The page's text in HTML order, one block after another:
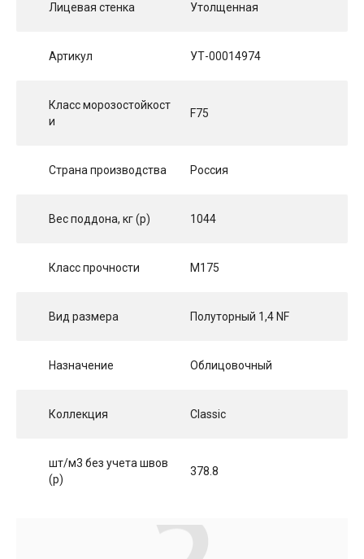
Лицевая стенка Утолщенная
Артикул УТ-00014974
Класс морозостойкост
и
F75
Страна производства Россия
Вес поддона, кг (p) 1044
Класс прочности М175
Вид размера Полуторный 1,4 NF
Назначение Облицовочный
Коллекция Classic
шт/м3 без учета швов
(p)
378.8